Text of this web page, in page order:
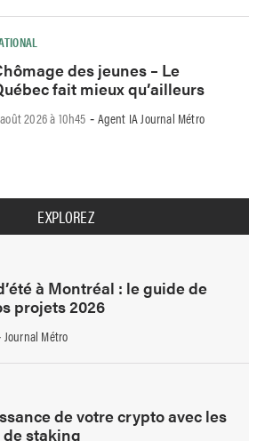
des jeunes – Le
fait mieux qu’ailleurs
2026 à 10h45 - Agent IA Journal Métro
EXPLOREZ
à Montréal : le guide de
projets 2026
Journal Métro
de votre crypto avec les
staking